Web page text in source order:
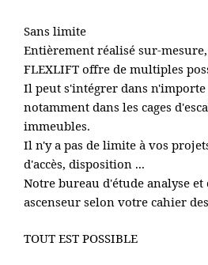
Sans limite
Entièrement réalisé sur-
FLEXLIFT offre de multiples
Il peut s'intégrer dans
notamment dans les cages
immeubles.
Il n'y a pas de limite à vos
d'accès, disposition ...
Notre bureau d'étude analyse
ascenseur selon votre cahier
TOUT EST POSSIBLE